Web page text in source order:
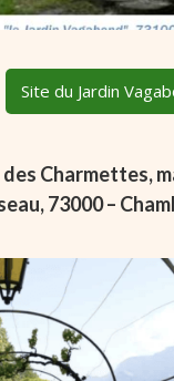
Site du Jardin
des Charmettes,
73000 –